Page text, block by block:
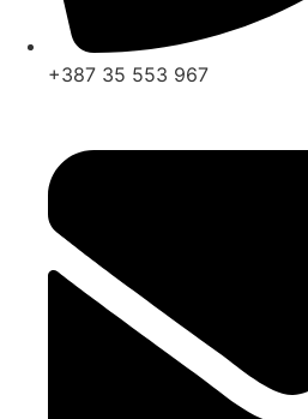
+387 35 553 967